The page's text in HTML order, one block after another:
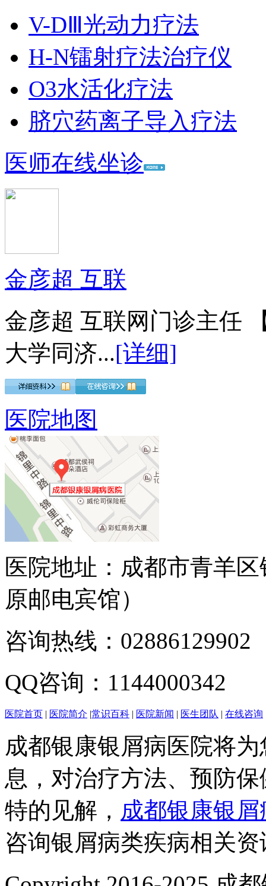
V-DⅢ光动力疗法
H-N镭射疗法治疗仪
O3水活化疗法
脐穴药离子导入疗法
医师在线坐诊
金彦超 互联
金彦超 互联网门诊主任
大学同济...[详细]
医院地图
医院地址：成都市青羊
原邮电宾馆）
咨询热线：02886129902
QQ咨询：1144000342
医院首页 | 医院简介 |常识百科 | 医院新闻 | 医生团队 | 在线咨询
成都银康银屑病医院将
息，对治疗方法、预防
特的见解， 成都银康银
咨询银屑病类疾病相关资